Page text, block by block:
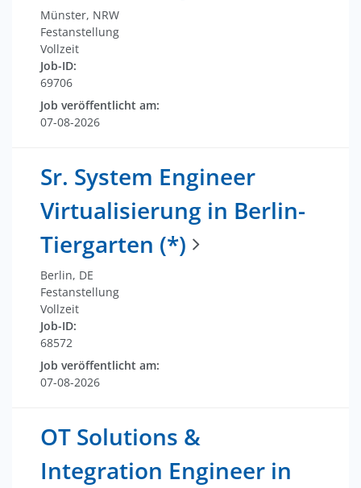
Münster, NRW
Festanstellung
Vollzeit
Job-ID:
69706
Job veröffentlicht am:
07-08-2026
Sr. System Engineer
Virtualisierung in Berlin-
Tiergarten (*)
Berlin, DE
Festanstellung
Vollzeit
Job-ID:
68572
Job veröffentlicht am:
07-08-2026
OT Solutions &
Integration Engineer in